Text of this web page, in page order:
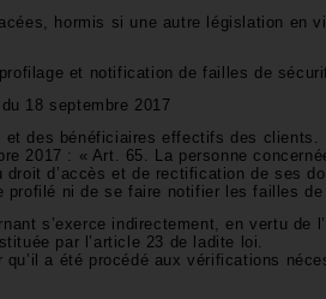
hormis si une autre législation en
et notification de failles de
18 septembre 2017
des bénéficiaires effectifs des clients.
2017 : « Art. 65. La personne
d’accès et de rectification de ses
profilé ni de se faire notifier les failles de
s’exerce indirectement, en vertu de
par l’article 23 de ladite loi.
a été procédé aux vérifications